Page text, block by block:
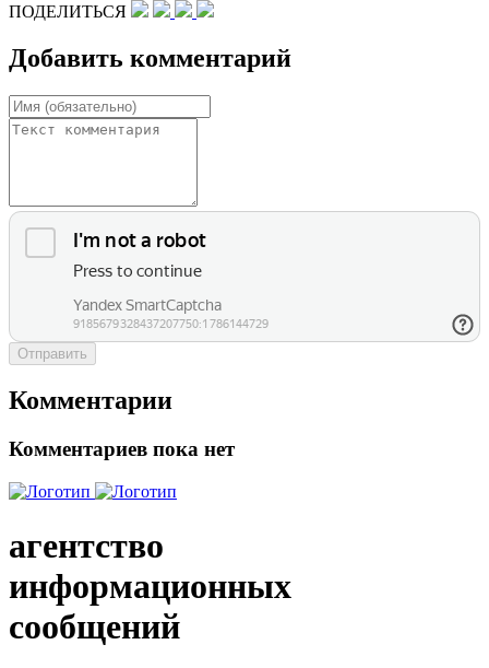
ПОДЕЛИТЬСЯ
Добавить комментарий
Отправить
Комментарии
Комментариев пока нет
агентство
информационных
сообщений